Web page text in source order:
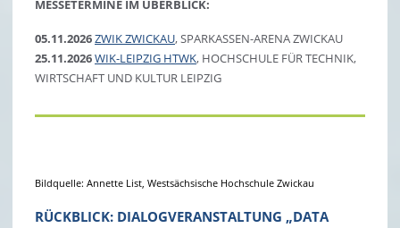
MESSETERMINE IM ÜBERBLICK:
05.11.2026ZWIK ZWICKAU, SPARKASSEN-ARENA ZWICKAU
25.11.2026WIK-LEIPZIG HTWK, HOCHSCHULE FÜR TECHNIK,
WIRTSCHAFT UND KULTUR LEIPZIG
Bildquelle: Annette List, Westsächsische Hochschule Zwickau
RÜCKBLICK: DIALOGVERANSTALTUNG „DATA